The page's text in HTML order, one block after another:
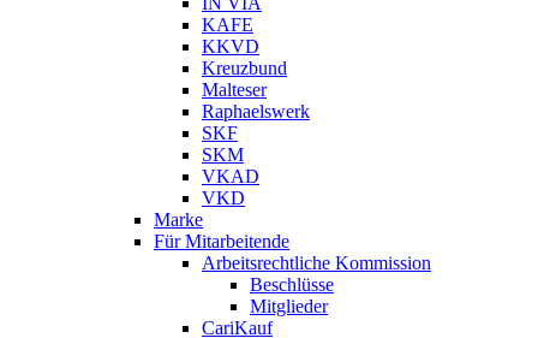
KAFE
KKVD
Kreuzbund
Malteser
Raphaelswerk
SKF
SKM
VKAD
VKD
Marke
Für Mitarbeitende
Arbeitsrechtliche Kommission
Beschlüsse
Mitglieder
CariKauf